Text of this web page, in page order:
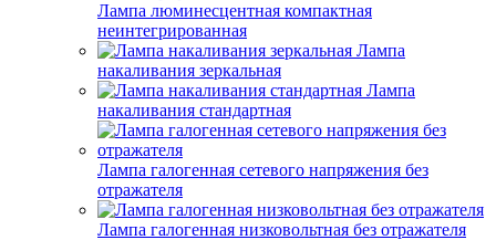
Лампа люминесцентная компактная
неинтегрированная
Лампа
накаливания зеркальная
Лампа
накаливания стандартная
Лампа галогенная сетевого напряжения без
отражателя
Лампа галогенная низковольтная без отражателя